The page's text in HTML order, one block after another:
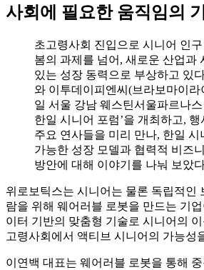
사회에 필요한 움직임의
초고령사회 진입으로 시니어 인
봄의 과제를 넘어, 새로운 산업과
있는 성장 동력으로 부상하고 있
와 이투데이피엔씨(브라보마이라
일 서울 강남 웨스틴서울파르나스
한일 시니어 포럼’을 개최하고,
주요 연사들을 미리 만나, 한일 시
가능한 성장 모델과 협력적 비즈
방안에 대해 이야기를 나눠 보았
위로보틱스는 시니어는 물론 독립적인
람을 위해 웨어러블 로봇을 만드는 기
이터 기반의 맞춤형 기술로 시니어의
고령사회에서 액티브 시니어의 가능성
이연백 대표는 웨어러블 로봇을 통해